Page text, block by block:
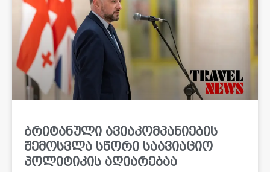
ბრიტანული ავიაკომპანიების
შემოსვლა სწორი საავიაციო
პოლიტიკის აღიარებაა